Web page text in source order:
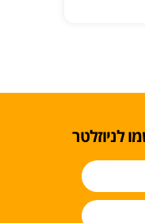
לניוזלטר